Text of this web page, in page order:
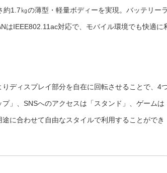
1.7㎏の薄型・軽量ボディーを実現。バッテリー
はIEEE802.11ac対応で、モバイル環境でも快適に
ディスプレイ部分を自在に回転させることで、4
」、SNSへのアクセスは「スタンド」、ゲームは
に合わせて自由なスタイルで利用することができ